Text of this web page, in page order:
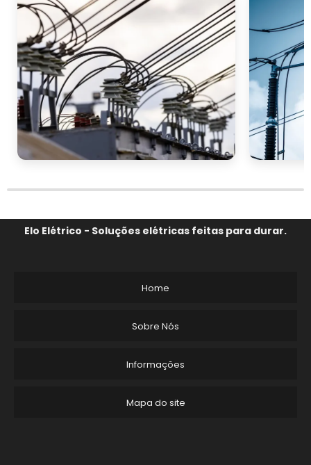
Elo Elétrico - Soluções elétricas feitas para durar.
Home
Sobre Nós
Informações
Mapa do site